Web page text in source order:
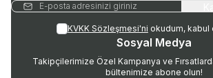
KVKK Sözleşmesi'ni okudum, kabul
Sosyal Medya
Takipçilerimize Özel Kampanya ve
bültenimize abone olun!